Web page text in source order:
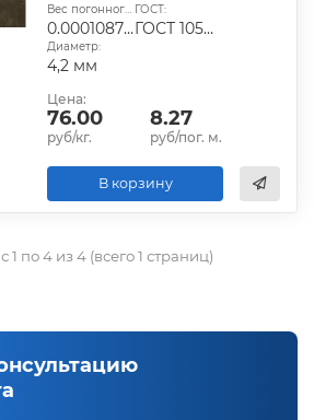
Вес погонного метра, т.:
0.0001087506
ГОСТ:
ГОСТ 1050-2013
Диаметр:
4,2 мм
Цена:
76.00
руб/кг.
8.27
руб/пог. м.
В корзину
1 по 4 из 4 (всего 1 страниц)